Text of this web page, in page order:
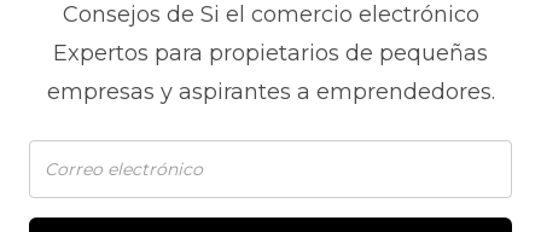
Consejos de Si el comercio electrónico
Expertos para propietarios de pequeñas
empresas y aspirantes a emprendedores.